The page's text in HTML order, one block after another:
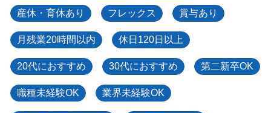
産休・育休あり フレックス 賞与あり
月残業20時間以内 休日120日以上
20代におすすめ 30代におすすめ 第二新卒OK
職種未経験OK 業界未経験OK